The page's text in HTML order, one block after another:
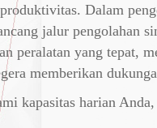
Dalam
jalur pengolahan
peralatan yang tepat,
memberikan
kapasitas harian